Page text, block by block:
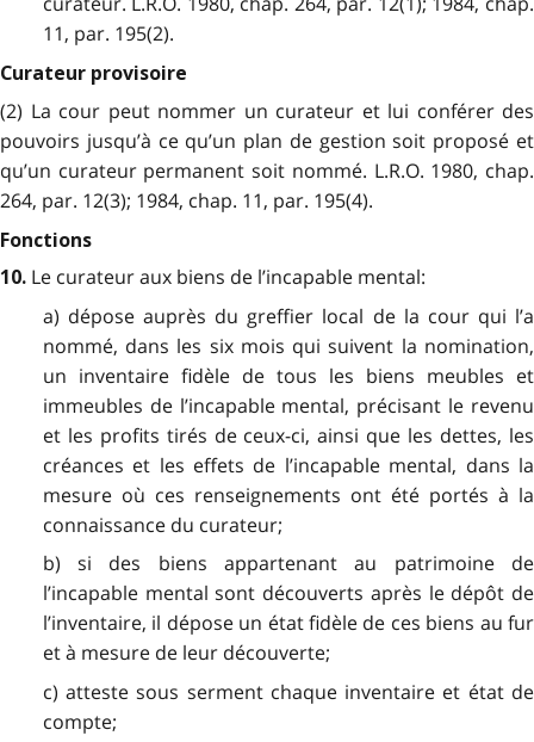
11, par. 195(2).
Curateur provisoire
(2) La cour peut nommer un curateur et lui conférer des
pouvoirs jusqu’à ce qu’un plan de gestion soit proposé et
qu’un curateur permanent soit nommé. L.R.O. 1980, chap.
264, par. 12(3); 1984, chap. 11, par. 195(4).
Fonctions
10. Le curateur aux biens de l’incapable mental:
a) dépose auprès du greffier local de la cour qui l’a
nommé, dans les six mois qui suivent la nomination,
un inventaire fidèle de tous les biens meubles et
immeubles de l’incapable mental, précisant le revenu
et les profits tirés de ceux-ci, ainsi que les dettes, les
créances et les effets de l’incapable mental, dans la
mesure où ces renseignements ont été portés à la
connaissance du curateur;
b) si des biens appartenant au patrimoine de
l’incapable mental sont découverts après le dépôt de
l’inventaire, il dépose un état fidèle de ces biens au fur
et à mesure de leur découverte;
c) atteste sous serment chaque inventaire et état de
compte;